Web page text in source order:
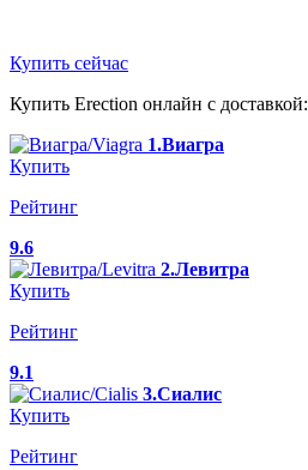
Купить сейчас
Купить Erection онлайн с доставкой:
1.Виагра
Купить
Рейтинг
9.6
2.Левитра
Купить
Рейтинг
9.1
3.Сиалис
Купить
Рейтинг